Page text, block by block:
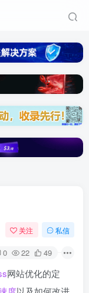
关注 私信
0 22 49
网站优化的定